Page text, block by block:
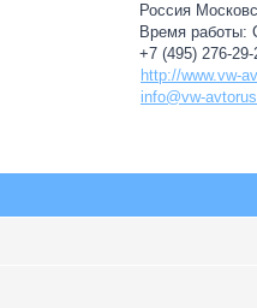
Россия
Время работы:
+7 (495) 276-29-
http://www.vw-
info@vw-